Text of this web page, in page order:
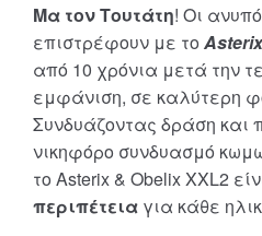
Μα τον Τουτάτη! Οι
επιστρέφουν με το
από 10 χρόνια μετά την
εμφάνιση, σε καλύτερη
Συνδυάζοντας δράση και
νικηφόρο συνδυασμό
το Asterix & Obelix XXL2
περιπέτεια για κάθε